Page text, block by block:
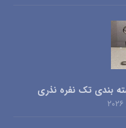
بندی تک نفره نذری